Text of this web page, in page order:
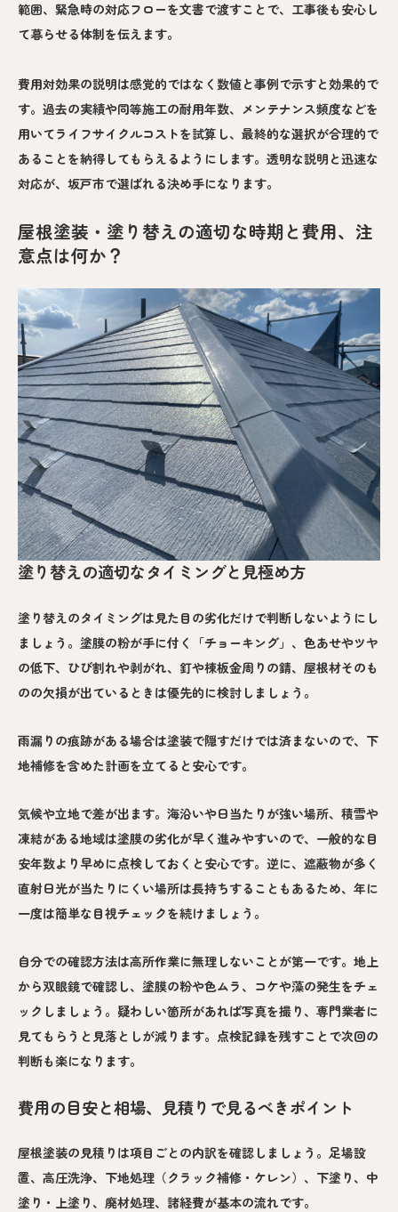
範囲、緊急時の対応フローを文書で渡すことで、工事後も安心し
て暮らせる体制を伝えます。
費用対効果の説明は感覚的ではなく数値と事例で示すと効果的で
す。過去の実績や同等施工の耐用年数、メンテナンス頻度などを
用いてライフサイクルコストを試算し、最終的な選択が合理的で
あることを納得してもらえるようにします。透明な説明と迅速な
対応が、坂戸市で選ばれる決め手になります。
屋根塗装・塗り替えの適切な時期と費用、注
意点は何か？
塗り替えの適切なタイミングと見極め方
塗り替えのタイミングは見た目の劣化だけで判断しないようにし
ましょう。塗膜の粉が手に付く「チョーキング」、色あせやツヤ
の低下、ひび割れや剥がれ、釘や棟板金周りの錆、屋根材そのも
のの欠損が出ているときは優先的に検討しましょう。
雨漏りの痕跡がある場合は塗装で隠すだけでは済まないので、下
地補修を含めた計画を立てると安心です。
気候や立地で差が出ます。海沿いや日当たりが強い場所、積雪や
凍結がある地域は塗膜の劣化が早く進みやすいので、一般的な目
安年数より早めに点検しておくと安心です。逆に、遮蔽物が多く
直射日光が当たりにくい場所は長持ちすることもあるため、年に
一度は簡単な目視チェックを続けましょう。
自分での確認方法は高所作業に無理しないことが第一です。地上
から双眼鏡で確認し、塗膜の粉や色ムラ、コケや藻の発生をチェ
ックしましょう。疑わしい箇所があれば写真を撮り、専門業者に
見てもらうと見落としが減ります。点検記録を残すことで次回の
判断も楽になります。
費用の目安と相場、見積りで見るべきポイント
屋根塗装の見積りは項目ごとの内訳を確認しましょう。足場設
置、高圧洗浄、下地処理（クラック補修・ケレン）、下塗り、中
塗り・上塗り、廃材処理、諸経費が基本の流れです。